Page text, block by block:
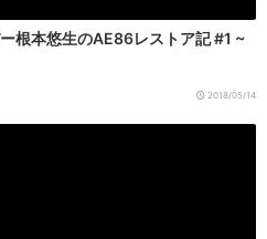
根本悠生のAE86レストア記 #1 ~
2018/05/14